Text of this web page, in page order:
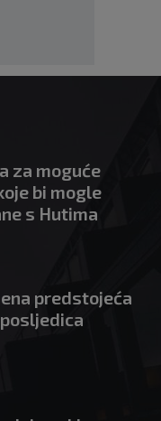
za moguće
bi mogle
s Hutima
predstojeća